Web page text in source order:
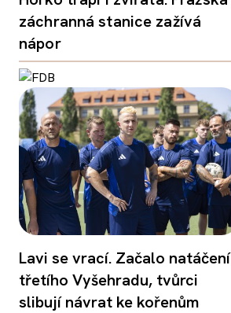
záchranná stanice zažívá
nápor
Lavi se vrací. Začalo natáčení
třetího Vyšehradu, tvůrci
slibují návrat ke kořenům